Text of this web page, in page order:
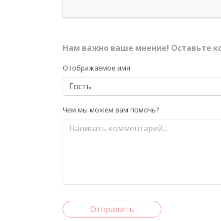
Нам важно ваше мнение! Оставьте
Отображаемое имя
Чем мы можем вам помочь?
Отправить